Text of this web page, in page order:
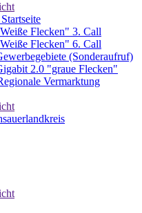
Flecken" 3. Call
Flecken" 6. Call
(Sonderaufruf)
2.0 "graue Flecken"
Vermarktung